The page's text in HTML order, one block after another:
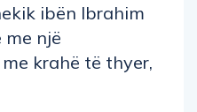
ibën Ibrahim
me një
krahë të thyer,